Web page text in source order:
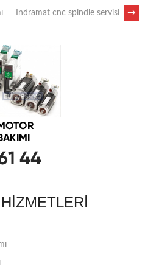
Indramat cnc spindle servisi →